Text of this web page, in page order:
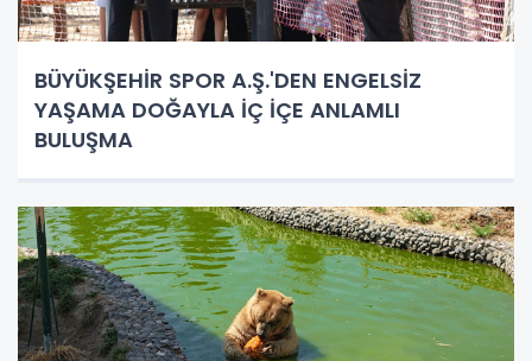
BÜYÜKŞEHİR SPOR A.Ş.'DEN ENGELSİZ
YAŞAMA DOĞAYLA İÇ İÇE ANLAMLI
BULUŞMA